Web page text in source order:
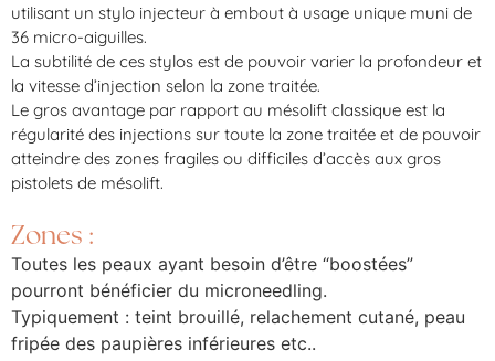
utilisant un stylo injecteur à embout à usage unique muni de
36 micro-aiguilles.
La subtilité de ces stylos est de pouvoir varier la profondeur et
la vitesse d’injection selon la zone traitée.
Le gros avantage par rapport au mésolift classique est la
régularité des injections sur toute la zone traitée et de pouvoir
atteindre des zones fragiles ou difficiles d’accès aux gros
pistolets de mésolift.
Zones :
Toutes les peaux ayant besoin d’être “boostées”
pourront bénéficier du microneedling.
Typiquement : teint brouillé, relachement cutané, peau
fripée des paupières inférieures etc..